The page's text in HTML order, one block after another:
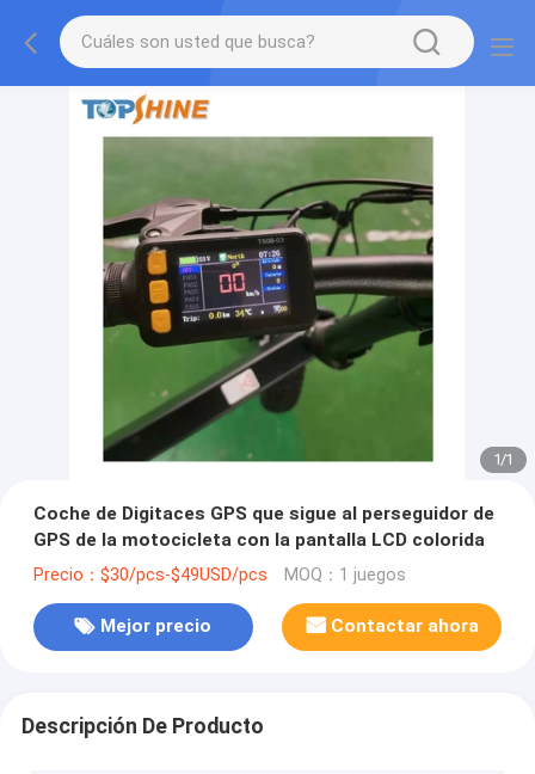
1/1
Coche de Digitaces GPS que sigue al perseguidor de
GPS de la motocicleta con la pantalla LCD colorida
Precio：$30/pcs-$49USD/pcs MOQ：1 juegos
Mejor precio Contactar ahora
Descripción De Producto